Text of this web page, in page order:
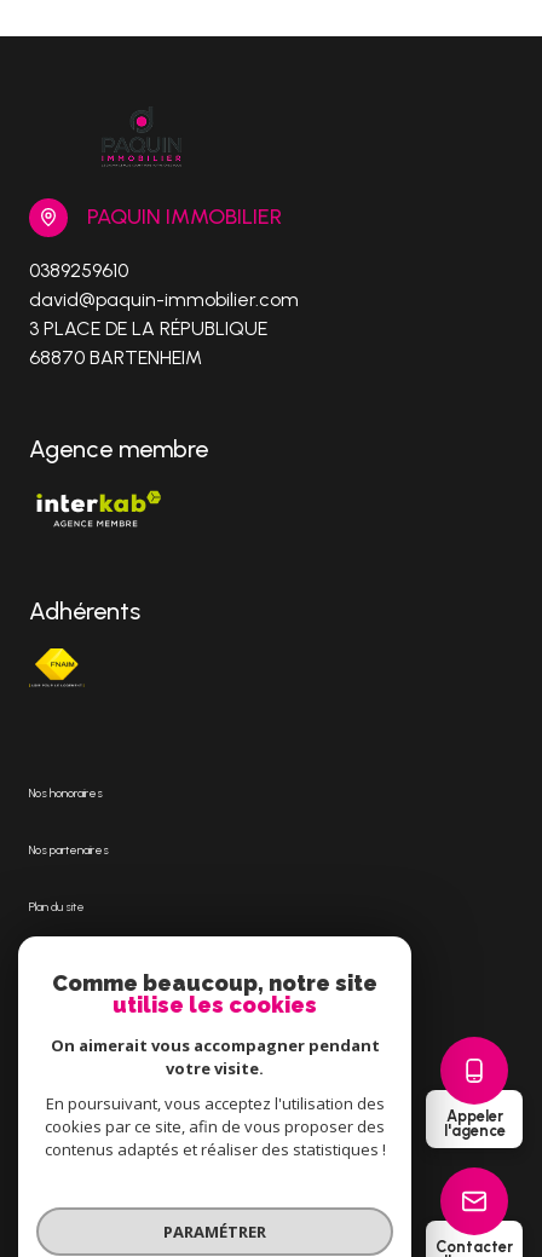
Appeler
l'agence
Contacter
PAQUIN IMMOBILIER
0389259610
david@paquin-immobilier.com
3 PLACE DE LA RÉPUBLIQUE
68870 BARTENHEIM
Agence membre
Adhérents
Nos honoraires
Nos partenaires
Plan du site
Cookies
© 2026 | Tous droits réservés
Comme beaucoup, notre site
utilise les cookies
On aimerait vous accompagner pendant
votre visite.
En poursuivant, vous acceptez l'utilisation des
cookies par ce site, afin de vous proposer des
contenus adaptés et réaliser des statistiques !
PARAMÉTRER